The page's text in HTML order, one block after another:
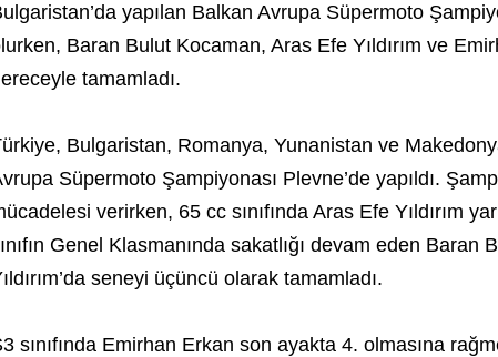
yapılan Balkan Avrupa Süpermoto
Baran Bulut Kocaman, Aras Efe Yıldırım ve
tamamladı.
Bulgaristan, Romanya, Yunanistan ve
Süpermoto Şampiyonası Plevne’de yapıldı.
verirken, 65 cc sınıfında Aras Efe Yıldırım
Genel Klasmanında sakatlığı devam eden
seneyi üçüncü olarak tamamladı.
sınıfında Emirhan Erkan son ayakta 4. olmasına